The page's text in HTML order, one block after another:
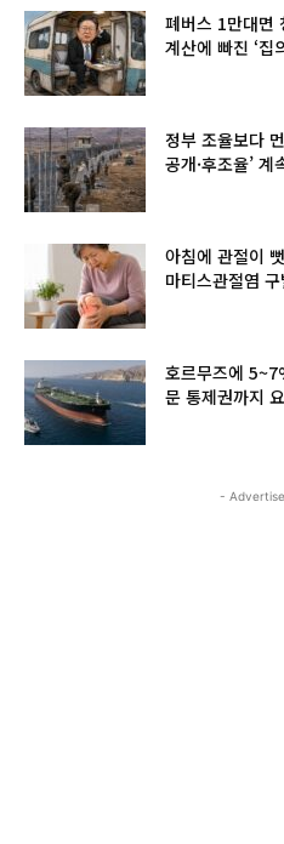
폐버스 1만대면
계산에 빠진 ‘집
정부 조율보다
공개·후조율’ 계
아침에 관절이
마티스관절염 구
호르무즈에
문 통제권까지
-